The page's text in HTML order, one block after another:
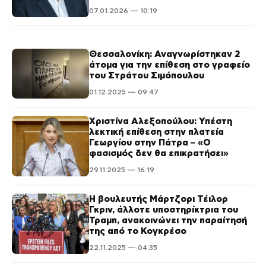
07.01.2026 — 10:19
Θεσσαλονίκη: Αναγνωρίστηκαν 2
άτομα για την επίθεση στο γραφείο
του Στράτου Σιμόπουλου
01.12.2025 — 09:47
Χριστίνα Αλεξοπούλου: Υπέστη
λεκτική επίθεση στην πλατεία
Γεωργίου στην Πάτρα – «Ο
φασισμός δεν θα επικρατήσει»
29.11.2025 — 16:19
Η βουλευτής Μάρτζορι Τέιλορ
Γκριν, άλλοτε υποστηρίκτρια του
Τραμπ, ανακοινώνει την παραίτησή
της από το Κογκρέσο
22.11.2025 — 04:35